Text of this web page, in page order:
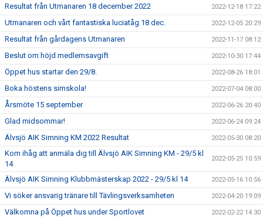
Resultat från Utmanaren 18 december 2022 2022-12-18 17:22
Utmanaren och vårt fantastiska luciatåg 18 dec. 2022-12-05 20:29
Resultat från gårdagens Utmanaren 2022-11-17 08:12
Beslut om höjd medlemsavgift 2022-10-30 17:44
Öppet hus startar den 29/8. 2022-08-26 18:01
Boka höstens simskola! 2022-07-04 08:00
Årsmöte 15 september 2022-06-26 20:40
Glad midsommar! 2022-06-24 09:24
Älvsjö AIK Simning KM 2022 Resultat 2022-05-30 08:20
Kom ihåg att anmäla dig till Älvsjö AIK Simning KM - 29/5 kl
14
2022-05-25 10:59
Älvsjö AIK Simning Klubbmästerskap 2022 - 29/5 kl 14 2022-05-16 10:56
Vi söker ansvarig tränare till Tävlingsverksamheten 2022-04-20 19:09
Välkomna på Öppet hus under Sportlovet 2022-02-22 14:30